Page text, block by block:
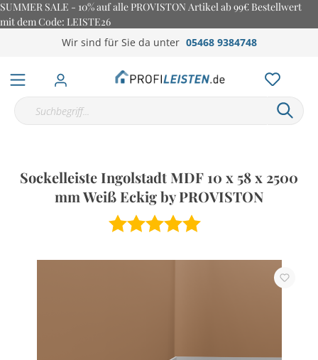
SUMMER SALE - 10% auf alle PROVISTON Artikel ab 99€ Bestellwert
mit dem Code: LEISTE26
Wir sind für Sie da unter 05468 9384748
Sockelleiste Ingolstadt MDF 10 x 58 x 2500
mm Weiß Eckig by PROVISTON